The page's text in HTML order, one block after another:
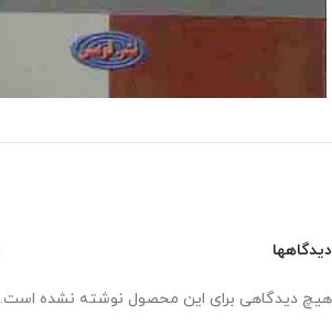
دیدگاهها
هیچ دیدگاهی برای این محصول نوشته نشده است.